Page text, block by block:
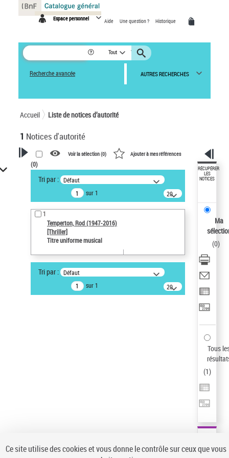
Espace personnel Aide Une question ? Historique
Tout
Recherche avancée AUTRES RECHERCHES
Accueil Liste de notices d’autorité
1 Notices d'autorité
VOTRE RECHERCHE
Recherche avancée dans les
notices d’autorité
Œuvres liées à l'auteur :
Temperton, Rod (1947-2016)
Auteur d’œuvre
Type de notice d'autorité
Titre uniforme musical
Pays
Voir la sélection (0) Ajouter à mes références
(0)
Tri par : Défaut
sur 1
20
résultats/page
1
Temperton, Rod (1947-2016)
[Thriller]
Titre uniforme musical
Tri par : Défaut
sur 1
20
résultats/page
RÉCUPÉRER
LES
NOTICES
Ma
(0)
Tous
(1)
Panneau de gestion des cookies
Ce site utilise des cookies et vous donne le contrôle sur ceux que vous